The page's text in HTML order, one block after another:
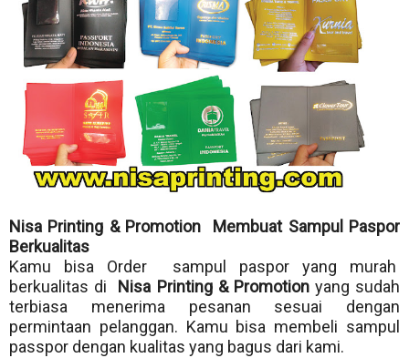
Nisa Printing & Promotion Membuat Sampul Paspor
Berkualitas
Kamu bisa Order sampul paspor yang murah
berkualitas di
Nisa Printing & Promotion yang sudah
terbiasa menerima pesanan sesuai dengan
permintaan pelanggan. Kamu bisa membeli sampul
passpor dengan kualitas yang bagus dari kami.